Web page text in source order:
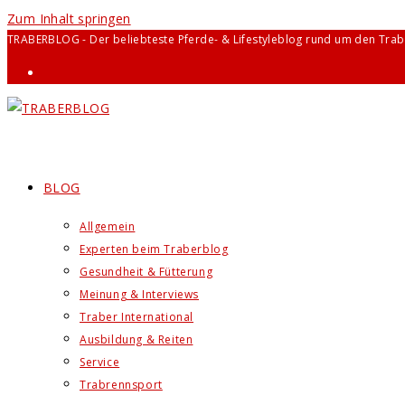
Zum Inhalt springen
TRABERBLOG - Der beliebteste Pferde- & Lifestyleblog rund um den
BLOG
Allgemein
Experten beim Traberblog
Gesundheit & Fütterung
Meinung & Interviews
Traber International
Ausbildung & Reiten
Service
Trabrennsport